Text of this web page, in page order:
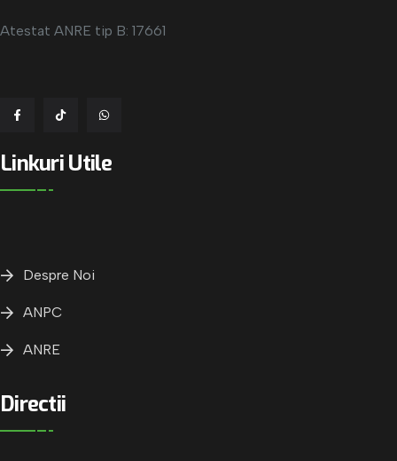
Atestat ANRE tip B: 17661
Linkuri Utile
Despre Noi
ANPC
ANRE
Directii